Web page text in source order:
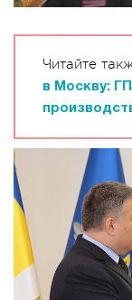
Читайте
в Москву: